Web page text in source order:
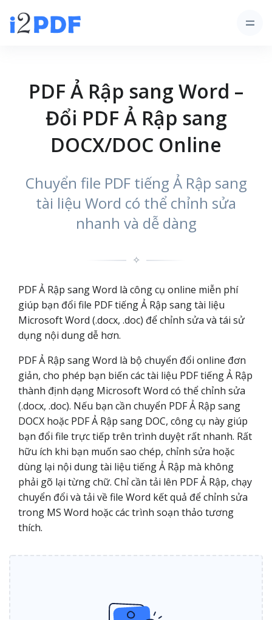
PDF Ả Rập sang Word –
Đổi PDF Ả Rập sang
DOCX/DOC Online
Chuyển file PDF tiếng Ả Rập sang
tài liệu Word có thể chỉnh sửa
nhanh và dễ dàng
✧
PDF Ả Rập sang Word là công cụ online miễn phí
giúp bạn đổi file PDF tiếng Ả Rập sang tài liệu
Microsoft Word (.docx, .doc) để chỉnh sửa và tái sử
dụng nội dung dễ hơn.
PDF Ả Rập sang Word là bộ chuyển đổi online đơn
giản, cho phép bạn biến các tài liệu PDF tiếng Ả Rập
thành định dạng Microsoft Word có thể chỉnh sửa
(.docx, .doc). Nếu bạn cần chuyển PDF Ả Rập sang
DOCX hoặc PDF Ả Rập sang DOC, công cụ này giúp
bạn đổi file trực tiếp trên trình duyệt rất nhanh. Rất
hữu ích khi bạn muốn sao chép, chỉnh sửa hoặc
dùng lại nội dung tài liệu tiếng Ả Rập mà không
phải gõ lại từng chữ. Chỉ cần tải lên PDF Ả Rập, chạy
chuyển đổi và tải về file Word kết quả để chỉnh sửa
trong MS Word hoặc các trình soạn thảo tương
thích.